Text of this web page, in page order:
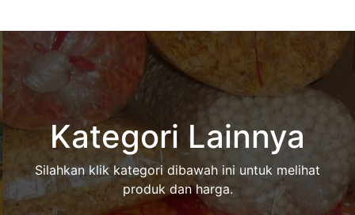
Kategori Lainnya
Silahkan klik kategori dibawah ini untuk melihat
produk dan harga.